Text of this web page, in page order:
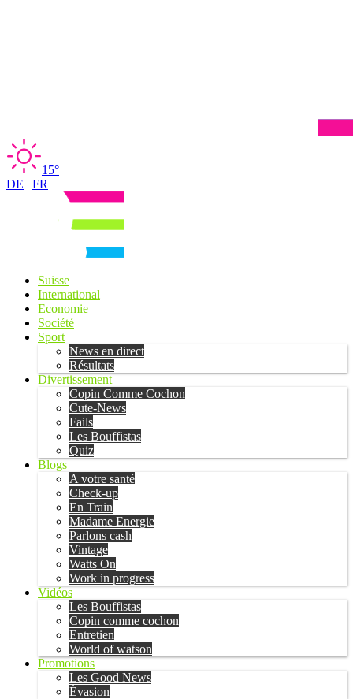
15°
DE | FR
Suisse
International
Economie
Société
Sport
News en direct
Résultats
Divertissement
Copin Comme Cochon
Cute-News
Fails
Les Bouffistas
Quiz
Blogs
A votre santé
Check-up
En Train
Madame Energie
Parlons cash
Vintage
Watts On
Work in progress
Vidéos
Les Bouffistas
Copin comme cochon
Entretien
World of watson
Promotions
Les Good News
Évasion